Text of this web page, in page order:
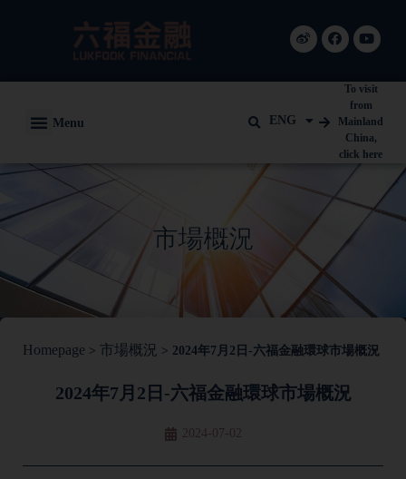
Menu ENG
To visit
from
Mainland
China,
click here
市場概況
Homepage > 市場概況 > 2024年7月2日-六福金融環球市場概況
2024年7月2日-六福金融環球市場概況
2024-07-02